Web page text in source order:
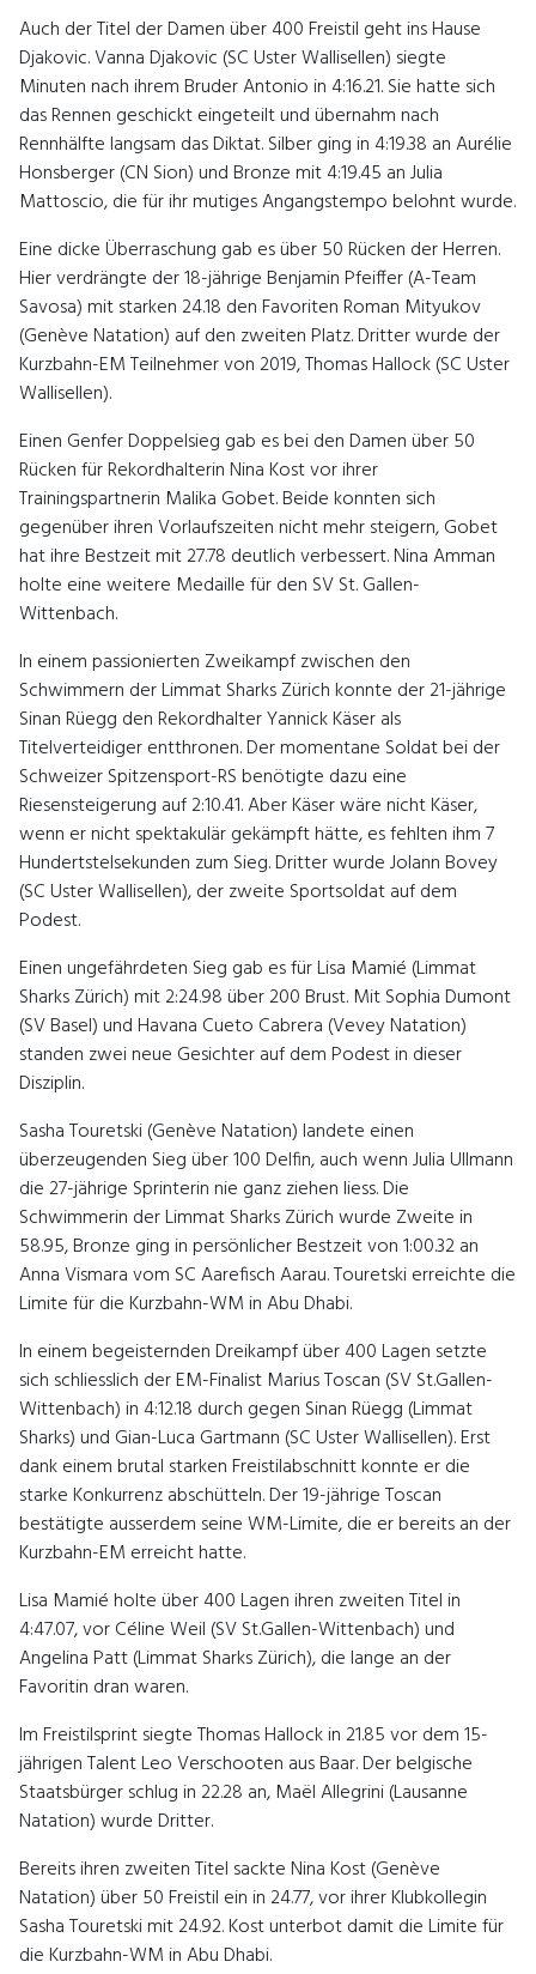
Auch der Titel der Damen über 400 Freistil geht ins Hause
Djakovic. Vanna Djakovic (SC Uster Wallisellen) siegte
Minuten nach ihrem Bruder Antonio in 4:16.21. Sie hatte sich
das Rennen geschickt eingeteilt und übernahm nach
Rennhälfte langsam das Diktat. Silber ging in 4:19.38 an Aurélie
Honsberger (CN Sion) und Bronze mit 4:19.45 an Julia
Mattoscio, die für ihr mutiges Angangstempo belohnt wurde.
Eine dicke Überraschung gab es über 50 Rücken der Herren.
Hier verdrängte der 18-jährige Benjamin Pfeiffer (A-Team
Savosa) mit starken 24.18 den Favoriten Roman Mityukov
(Genève Natation) auf den zweiten Platz. Dritter wurde der
Kurzbahn-EM Teilnehmer von 2019, Thomas Hallock (SC Uster
Wallisellen).
Einen Genfer Doppelsieg gab es bei den Damen über 50
Rücken für Rekordhalterin Nina Kost vor ihrer
Trainingspartnerin Malika Gobet. Beide konnten sich
gegenüber ihren Vorlaufszeiten nicht mehr steigern, Gobet
hat ihre Bestzeit mit 27.78 deutlich verbessert. Nina Amman
holte eine weitere Medaille für den SV St. Gallen-
Wittenbach.
In einem passionierten Zweikampf zwischen den
Schwimmern der Limmat Sharks Zürich konnte der 21-jährige
Sinan Rüegg den Rekordhalter Yannick Käser als
Titelverteidiger entthronen. Der momentane Soldat bei der
Schweizer Spitzensport-RS benötigte dazu eine
Riesensteigerung auf 2:10.41. Aber Käser wäre nicht Käser,
wenn er nicht spektakulär gekämpft hätte, es fehlten ihm 7
Hundertstelsekunden zum Sieg. Dritter wurde Jolann Bovey
(SC Uster Wallisellen), der zweite Sportsoldat auf dem
Podest.
Einen ungefährdeten Sieg gab es für Lisa Mamié (Limmat
Sharks Zürich) mit 2:24.98 über 200 Brust. Mit Sophia Dumont
(SV Basel) und Havana Cueto Cabrera (Vevey Natation)
standen zwei neue Gesichter auf dem Podest in dieser
Disziplin.
Sasha Touretski (Genève Natation) landete einen
überzeugenden Sieg über 100 Delfin, auch wenn Julia Ullmann
die 27-jährige Sprinterin nie ganz ziehen liess. Die
Schwimmerin der Limmat Sharks Zürich wurde Zweite in
58.95, Bronze ging in persönlicher Bestzeit von 1:00.32 an
Anna Vismara vom SC Aarefisch Aarau. Touretski erreichte die
Limite für die Kurzbahn-WM in Abu Dhabi.
In einem begeisternden Dreikampf über 400 Lagen setzte
sich schliesslich der EM-Finalist Marius Toscan (SV St.Gallen-
Wittenbach) in 4:12.18 durch gegen Sinan Rüegg (Limmat
Sharks) und Gian-Luca Gartmann (SC Uster Wallisellen). Erst
dank einem brutal starken Freistilabschnitt konnte er die
starke Konkurrenz abschütteln. Der 19-jährige Toscan
bestätigte ausserdem seine WM-Limite, die er bereits an der
Kurzbahn-EM erreicht hatte.
Lisa Mamié holte über 400 Lagen ihren zweiten Titel in
4:47.07, vor Céline Weil (SV St.Gallen-Wittenbach) und
Angelina Patt (Limmat Sharks Zürich), die lange an der
Favoritin dran waren.
Im Freistilsprint siegte Thomas Hallock in 21.85 vor dem 15-
jährigen Talent Leo Verschooten aus Baar. Der belgische
Staatsbürger schlug in 22.28 an, Maël Allegrini (Lausanne
Natation) wurde Dritter.
Bereits ihren zweiten Titel sackte Nina Kost (Genève
Natation) über 50 Freistil ein in 24.77, vor ihrer Klubkollegin
Sasha Touretski mit 24.92. Kost unterbot damit die Limite für
die Kurzbahn-WM in Abu Dhabi.